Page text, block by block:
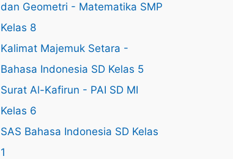
dan Geometri - Matematika SMP
Kelas 8
Kalimat Majemuk Setara -
Bahasa Indonesia SD Kelas 5
Surat Al-Kafirun - PAI SD MI
Kelas 6
SAS Bahasa Indonesia SD Kelas
1